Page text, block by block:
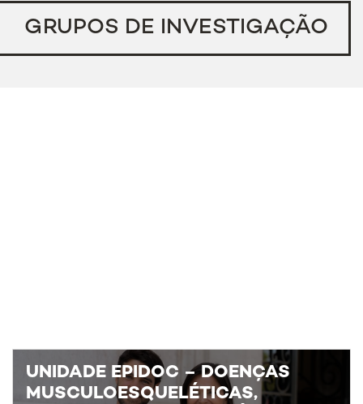
GRUPOS DE INVESTIGAÇÃO
UNIDADE EPIDOC – DOENÇAS
MUSCULOESQUELÉTICAS,